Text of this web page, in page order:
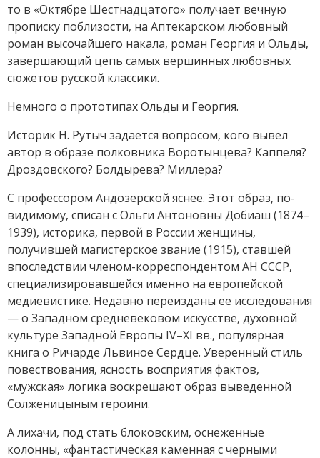
то в «Октябре Шестнадцатого» получает вечную
прописку поблизости, на Аптекарском любовный
роман высочайшего накала, роман Георгия и Ольды,
завершающий цепь самых вершинных любовных
сюжетов русской классики.
Немного о прототипах Ольды и Георгия.
Историк Н. Рутыч задается вопросом, кого вывел
автор в образе полковника Воротынцева? Каппеля?
Дроздовского? Болдырева? Миллера?
С профессором Андозерской яснее. Этот образ, по-
видимому, списан с Ольги Антоновны Добиаш (1874–
1939), историка, первой в России женщины,
получившей магистерское звание (1915), ставшей
впоследствии членом-корреспондентом АН СССР,
специализировавшейся именно на европейской
медиевистике. Недавно переизданы ее исследования
— о Западном средневековом искусстве, духовной
культуре Западной Европы IV–XI вв., популярная
книга о Ричарде Львиное Сердце. Уверенный стиль
повествования, ясность восприятия фактов,
«мужская» логика воскрешают образ выведенной
Солженицыным героини.
А лихачи, под стать блоковским, оснеженные
колонны, «фантастическая каменная с черными